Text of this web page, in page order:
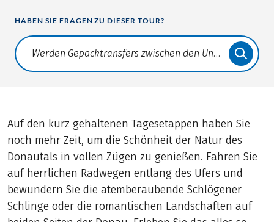
HABEN SIE FRAGEN ZU DIESER TOUR?
Translate: a11y.faq.search
Auf den kurz gehaltenen Tagesetappen haben Sie
noch mehr Zeit, um die Schönheit der Natur des
Donautals in vollen Zügen zu genießen. Fahren Sie
auf herrlichen Radwegen entlang des Ufers und
bewundern Sie die atemberaubende Schlögener
Schlinge oder die romantischen Landschaften auf